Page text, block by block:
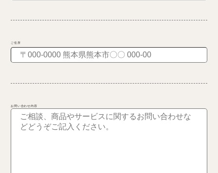
ご住所
お問い合わせ内容